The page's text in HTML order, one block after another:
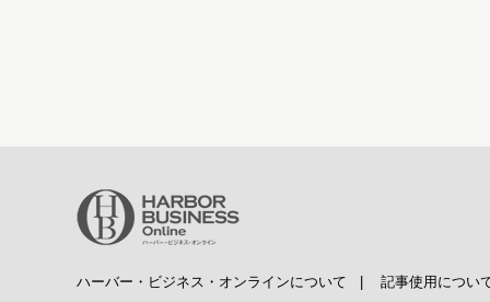
ハーバー・ビジネス・オンラインについて 記事使用につい